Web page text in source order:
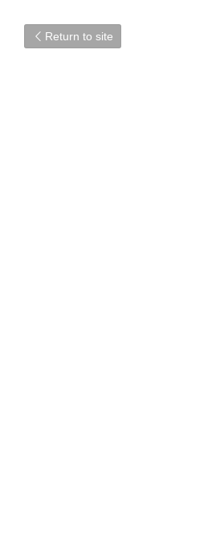
Return to site